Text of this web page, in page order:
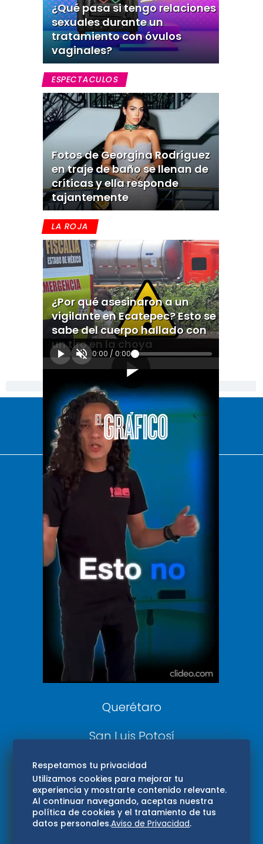
¿Qué pasa si tengo relaciones
sexuales durante un
tratamiento con óvulos
vaginales?
ESPECTACULOS
Fotos de Georgina Rodríguez
en traje de baño se llenan de
críticas y ella responde
tajantemente
LA ROJA
¿Por qué asesinaron a un
vigilante en Ecatepec? Esto se
sabe del cuerpo hallado con
un tiro en la choya
0:00 / 0:00
[Publicidad]
El Universal
Vive USA
Clase
De 10 sports
DeDinero
Confabulario
Aviso Oportuno
Consultas
Querétaro
San Luis Potosí
Edomex
Consultas
Hidalgo
Respetamos tu privacidad
Utilizamos cookies para mejorar tu
experiencia y mostrarte contenido relevante.
Al continuar navegando, aceptas nuestra
política de cookies y el tratamiento de tus
datos personales.Aviso de Privacidad.